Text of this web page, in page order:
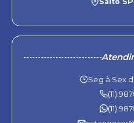
Seg à Sex
(11)
(11)